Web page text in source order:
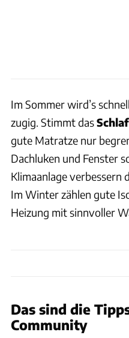
Im Sommer wird’s
zugig. Stimmt das
gute Matratze nur
Dachluken und Fenster
Klimaanlage verbessern
Im Winter zählen gute
Heizung mit sinnvoller
Das sind die
Community